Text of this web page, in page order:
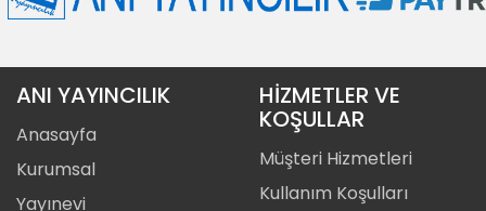
ANI YAYINCILIK
Anasayfa
Kurumsal
Yayınevi
HİZMETLER VE
KOŞULLAR
Müşteri Hizmetleri
Kullanım Koşulları